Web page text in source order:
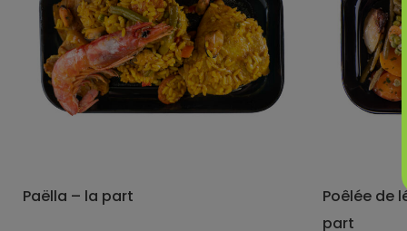
options
peuvent
être
choisies
sur
la
Paëlla – la part
Poêlée de
part